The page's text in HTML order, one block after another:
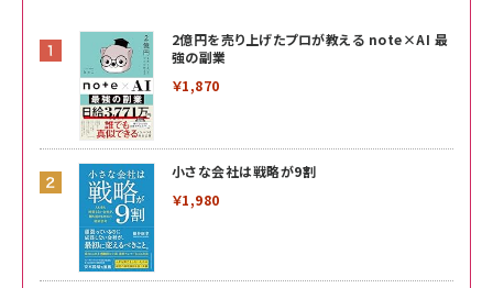
2億円を売り上げたプロが教える note×AI 最
強の副業
￥1,870
小さな会社は戦略が9割
￥1,980